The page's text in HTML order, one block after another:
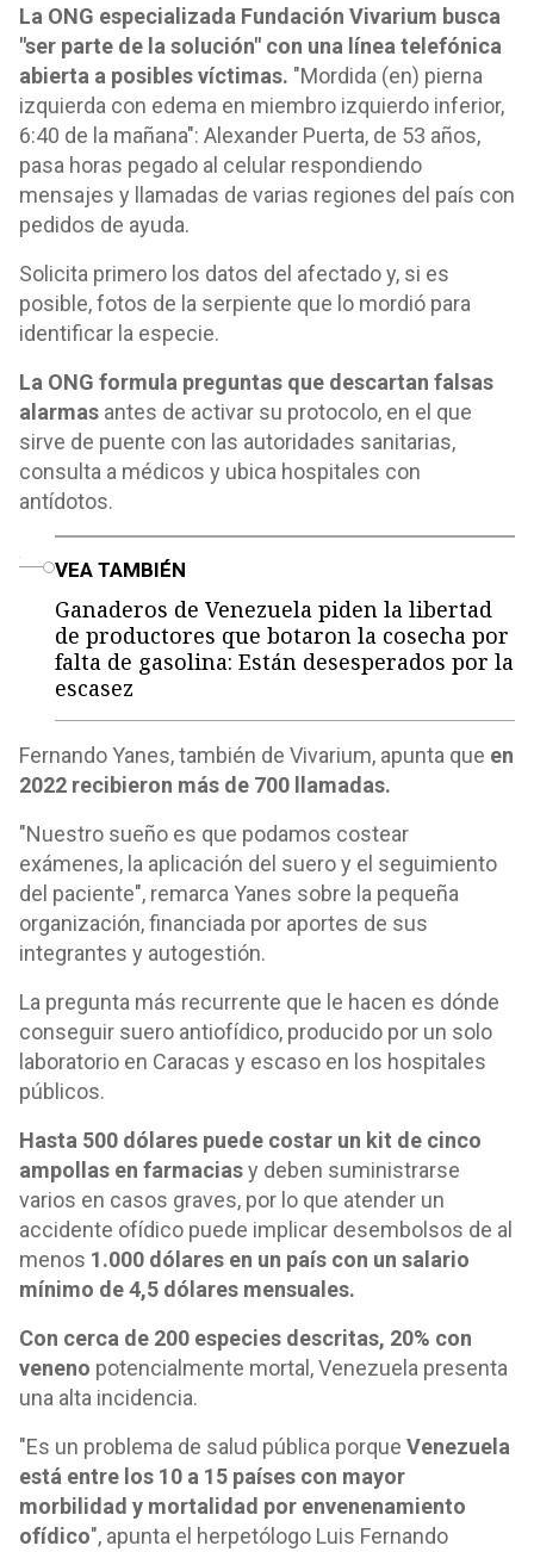
La ONG especializada Fundación Vivarium busca
"ser parte de la solución" con una línea telefónica
abierta a posibles víctimas. "Mordida (en) pierna
izquierda con edema en miembro izquierdo inferior,
6:40 de la mañana": Alexander Puerta, de 53 años,
pasa horas pegado al celular respondiendo
mensajes y llamadas de varias regiones del país con
pedidos de ayuda.
Solicita primero los datos del afectado y, si es
posible, fotos de la serpiente que lo mordió para
identificar la especie.
La ONG formula preguntas que descartan falsas
alarmas antes de activar su protocolo, en el que
sirve de puente con las autoridades sanitarias,
consulta a médicos y ubica hospitales con
antídotos.
VEA TAMBIÉN
Ganaderos de Venezuela piden la libertad
de productores que botaron la cosecha por
falta de gasolina: Están desesperados por la
escasez
Fernando Yanes, también de Vivarium, apunta que en
2022 recibieron más de 700 llamadas.
"Nuestro sueño es que podamos costear
exámenes, la aplicación del suero y el seguimiento
del paciente", remarca Yanes sobre la pequeña
organización, financiada por aportes de sus
integrantes y autogestión.
La pregunta más recurrente que le hacen es dónde
conseguir suero antiofídico, producido por un solo
laboratorio en Caracas y escaso en los hospitales
públicos.
Hasta 500 dólares puede costar un kit de cinco
ampollas en farmaciasy deben suministrarse
varios en casos graves, por lo que atender un
accidente ofídico puede implicar desembolsos de al
menos 1.000 dólares en un país con un salario
mínimo de 4,5 dólares mensuales.
Con cerca de 200 especies descritas, 20% con
veneno potencialmente mortal, Venezuela presenta
una alta incidencia.
"Es un problema de salud pública porque Venezuela
está entre los 10 a 15 países con mayor
morbilidad y mortalidad por envenenamiento
ofídico", apunta el herpetólogo Luis Fernando